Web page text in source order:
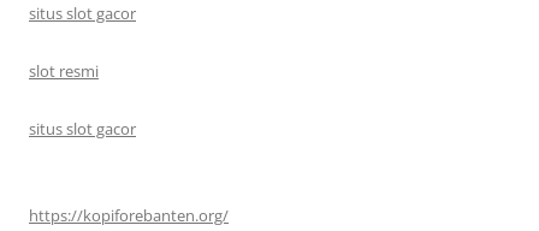
situs slot gacor
slot resmi
situs slot gacor
https://kopiforebanten.org/